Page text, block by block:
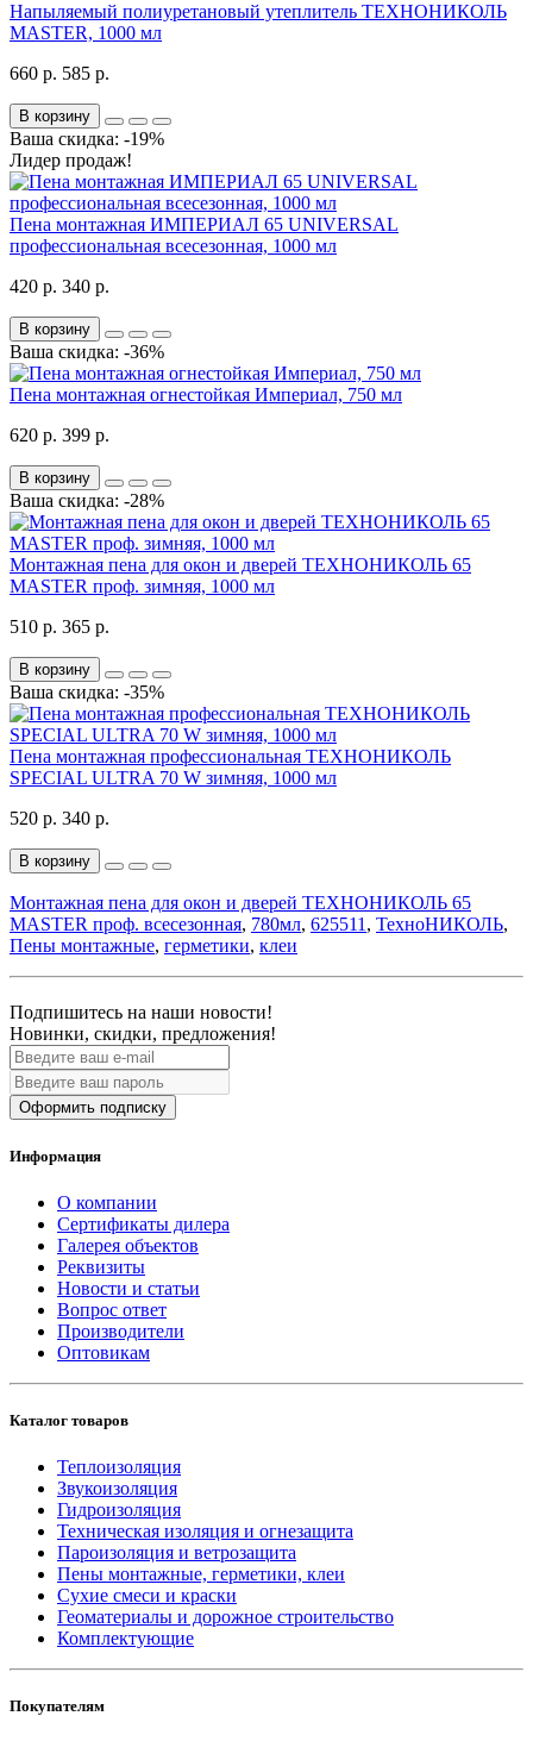
Напыляемый полиуретановый утеплитель ТЕХНОНИКОЛЬ
MASTER, 1000 мл
660 р. 585 р.
В корзину
Ваша скидка: -19%
Лидер продаж!
Пена монтажная ИМПЕРИАЛ 65 UNIVERSAL
профессиональная всесезонная, 1000 мл
420 р. 340 р.
В корзину
Ваша скидка: -36%
Пена монтажная огнестойкая Империал, 750 мл
620 р. 399 р.
В корзину
Ваша скидка: -28%
Монтажная пена для окон и дверей ТЕХНОНИКОЛЬ 65
MASTER проф. зимняя, 1000 мл
510 р. 365 р.
В корзину
Ваша скидка: -35%
Пена монтажная профессиональная ТЕХНОНИКОЛЬ
SPECIAL ULTRA 70 W зимняя, 1000 мл
520 р. 340 р.
В корзину
Монтажная пена для окон и дверей ТЕХНОНИКОЛЬ 65
MASTER проф. всесезонная, 780мл, 625511, ТехноНИКОЛЬ,
Пены монтажные, герметики, клеи
Подпишитесь на наши новости!
Новинки, скидки, предложения!
Оформить подписку
Информация
О компании
Сертификаты дилера
Галерея объектов
Реквизиты
Новости и статьи
Вопрос ответ
Производители
Оптовикам
Каталог товаров
Теплоизоляция
Звукоизоляция
Гидроизоляция
Техническая изоляция и огнезащита
Пароизоляция и ветрозащита
Пены монтажные, герметики, клеи
Сухие смеси и краски
Геоматериалы и дорожное строительство
Комплектующие
Покупателям